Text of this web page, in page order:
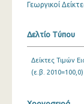
Μαΐου
Γεωργικοί
Δελτίο Τύπου
Δείκτες Τιμών
(ε.β.